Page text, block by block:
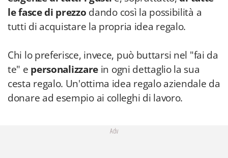
le fasce di prezzo dando così la possibilità a
tutti di acquistare la propria idea regalo.
Chi lo preferisce, invece, può buttarsi nel "fai da
te" e personalizzare in ogni dettaglio la sua
cesta regalo. Un'ottima idea regalo aziendale da
donare ad esempio ai colleghi di lavoro.
Adv